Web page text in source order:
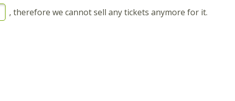
, therefore we cannot sell any tickets anymore for it.